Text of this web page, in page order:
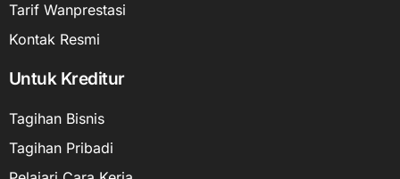
Tarif Wanprestasi
Kontak Resmi
Untuk Kreditur
Tagihan Bisnis
Tagihan Pribadi